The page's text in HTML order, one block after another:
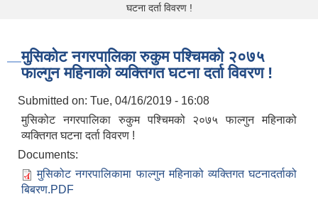
घटना दर्ता विवरण !
मुसिकोट नगरपालिका रुकुम पश्चिमको २०७५
फाल्गुन महिनाको व्यक्तिगत घटना दर्ता विवरण !
Submitted on: Tue, 04/16/2019 - 16:08
मुसिकोट नगरपालिका रुकुम पश्चिमको २०७५ फाल्गुन महिनाको
व्यक्तिगत घटना दर्ता विवरण !
Documents:
मुसिकोट नगरपालिकामा फाल्गुन महिनाको व्यक्तिगत घटनादर्ताको
बिबरण.PDF